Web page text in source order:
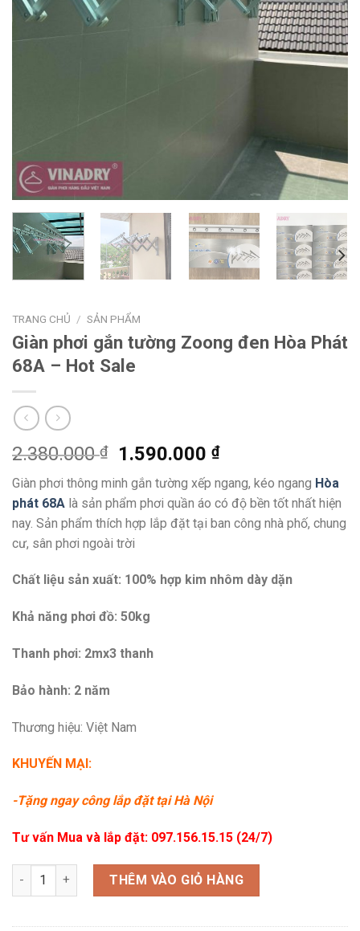
TRANG CHỦ / SẢN PHẨM
Giàn phơi gắn tường Zoong đen Hòa Phát
68A – Hot Sale
2.380.000₫ 1.590.000₫
Giàn phơi thông minh gắn tường xếp ngang, kéo ngang Hòa
phát 68A là sản phẩm phơi quần áo có độ bền tốt nhất hiện
nay. Sản phẩm thích hợp lắp đặt tại ban công nhà phố, chung
cư, sân phơi ngoài trời
Chất liệu sản xuất: 100% hợp kim nhôm dày dặn
Khả năng phơi đồ: 50kg
Thanh phơi: 2mx3 thanh
Bảo hành: 2 năm
Thương hiệu: Việt Nam
KHUYẾN MẠI:
-Tặng ngay công lắp đặt tại Hà Nội
Tư vấn Mua và lắp đặt: 097.156.15.15 (24/7)
Giàn phơi gắn tường Zoong đen Hòa Phát 68A - Hot Sale số
THÊM VÀO GIỎ HÀNG